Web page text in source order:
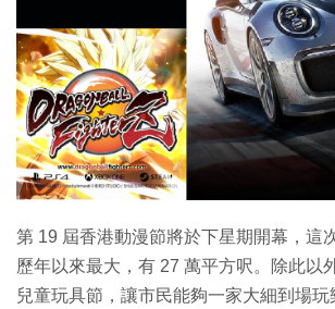
Enterprise Digital Transformation
特集
第 19 屆香港動漫節將於下星期開幕，這
歷年以來最大，有 27 萬平方呎。除此以
兒童玩具節，讓市民能夠一家大細到場